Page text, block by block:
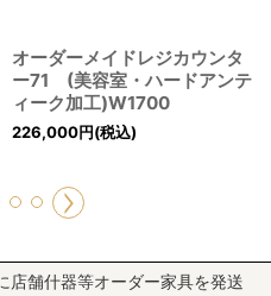
オーダーメイドレジカウンタ
ー71 (美容室・ハードアンテ
ィーク加工)W1700
226,000円(税込)
店舗什器等オーダー家具を発送